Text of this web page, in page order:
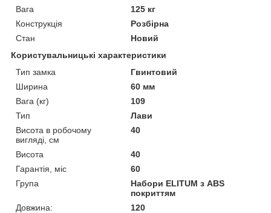
Вага
125 кг
Конструкція
Розбірна
Стан
Новий
Користувальницькі характеристики
Тип замка
Гвинтовий
Ширина
60 мм
Вага (кг)
109
Тип
Лави
Висота в робочому
вигляді, см
40
Висота
40
Гарантія, міс
60
Група
Набори ELITUM з ABS
покриттям
Довжина:
120